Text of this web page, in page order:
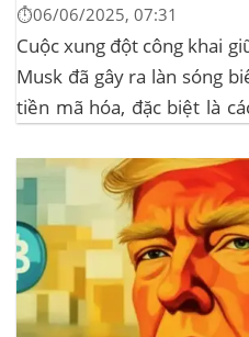
⏱️06/06/2025, 07:31
Cuộc xung đột công khai
Musk đã gây ra làn sóng
tiền mã hóa, đặc biệt là
Government Efficiency)
Beautiful Bill” của Trump,...